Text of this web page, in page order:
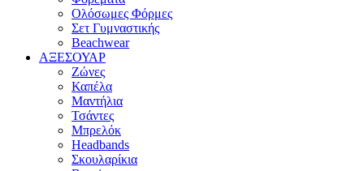
Ολόσωμες Φόρμες
Σετ Γυμναστικής
Beachwear
ΑΞΕΣΟΥΑΡ
Ζώνες
Καπέλα
Μαντήλια
Τσάντες
Μπρελόκ
Headbands
Σκουλαρίκια